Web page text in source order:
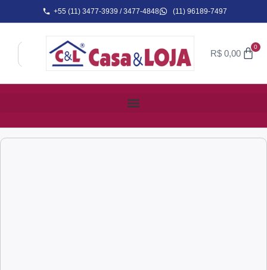
+55 (11) 3477-3939 / 3477-4848 (11) 96189-7497
R$ 0,00
0